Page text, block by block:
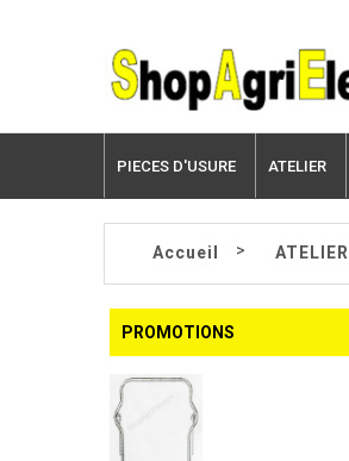
PIECES D'USURE ATELIER
Accueil > ATELIER
PROMOTIONS